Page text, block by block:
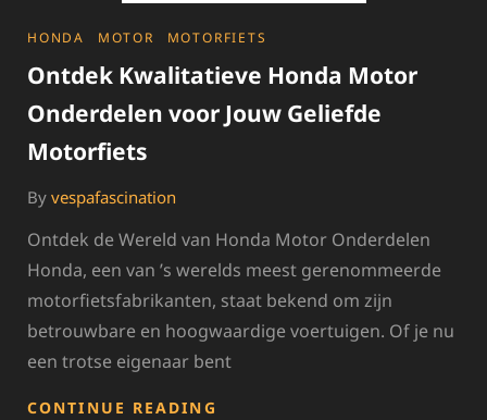
CATEGORIES
HONDA MOTOR MOTORFIETS
Ontdek Kwalitatieve Honda Motor
Onderdelen voor Jouw Geliefde
Motorfiets
By vespafascination
Ontdek de Wereld van Honda Motor Onderdelen
Honda, een van ’s werelds meest gerenommeerde
motorfietsfabrikanten, staat bekend om zijn
betrouwbare en hoogwaardige voertuigen. Of je nu
een trotse eigenaar bent
CONTINUE READING